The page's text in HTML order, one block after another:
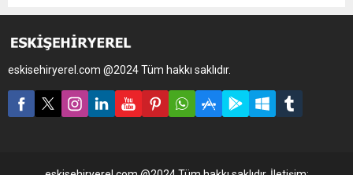
eskisehiryerel.com @2024 Tüm hakkı saklıdır.